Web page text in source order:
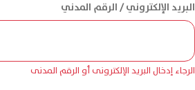
البريد الإلكتروني / الرقم المدني
الرجاء إدخال البريد الإلكترونى أو الرقم المدنى